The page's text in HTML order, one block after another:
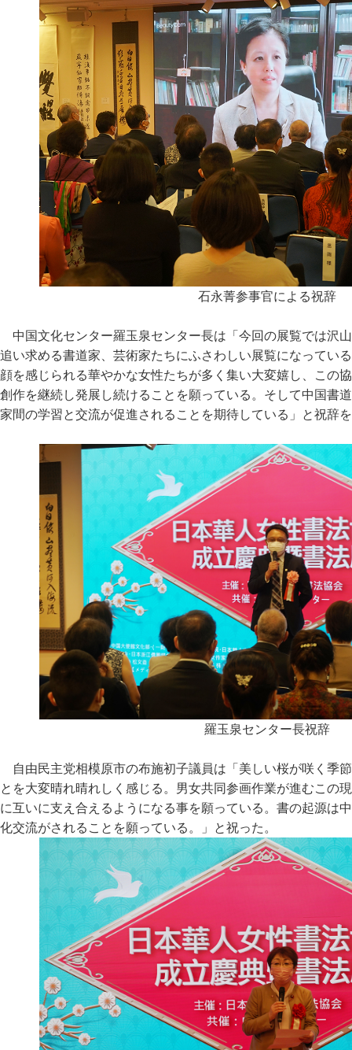
石永菁参事官による祝辞
中国文化センター羅玉泉センター長は「今回の展覧では沢
追い求める書道家、芸術家たちにふさわしい展覧になってい
顔を感じられる華やかな女性たちが多く集い大変嬉し、この
創作を継続し発展し続けることを願っている。そして中国書
家間の学習と交流が促進されることを期待している」と祝辞
羅玉泉センター長祝辞
自由民主党相模原市の布施初子議員は「美しい桜が咲く季
とを大変晴れ晴れしく感じる。男女共同参画作業が進むこの
に互いに支え合えるようになる事を願っている。書の起源は
化交流がされることを願っている。」と祝った。